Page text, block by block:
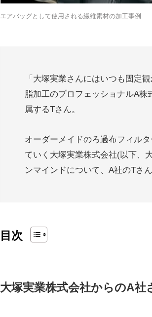
エアバッグとして使用される繊維素材の加工事例
「大塚実業さんにはいつも固定
脂加工のプロフェッショナルA
属するTさん。
オーダーメイドのろ過布フィル
ていく大塚実業株式会社(以下、
ンマインドについて、A社のTさ
目次
大塚実業株式会社からのA